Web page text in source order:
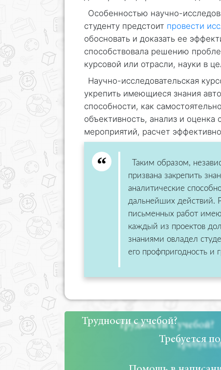
Особенностью научно-
студенту предстоит провести
обосновать и доказать ее
способствовала решению
курсовой или отрасли, науки в
Научно-исследовательская
укрепить имеющиеся знания
способности, как
объективность, анализ и оценка
мероприятий, расчет
Таким образом,
призвана закрепить
аналитические
дальнейших действий.
письменных работ
каждый из проектов
знаниями овладел
его профпригодность и
Трудности с учебой?
Требуется